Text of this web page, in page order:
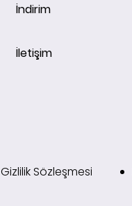
İndirim
İletişim
Gizlilik Sözleşmesi